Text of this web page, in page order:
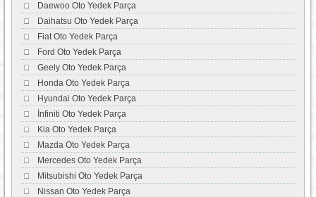
Daewoo Oto Yedek Parça
Daihatsu Oto Yedek Parça
Fiat Oto Yedek Parça
Ford Oto Yedek Parça
Geely Oto Yedek Parça
Honda Oto Yedek Parça
Hyundai Oto Yedek Parça
İnfiniti Oto Yedek Parça
Kia Oto Yedek Parça
Mazda Oto Yedek Parça
Mercedes Oto Yedek Parça
Mitsubishi Oto Yedek Parça
Nissan Oto Yedek Parça